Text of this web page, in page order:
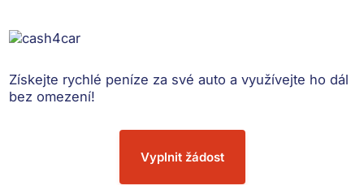
Získejte rychlé peníze za své auto a využívejte ho dál
bez omezení!
Vyplnit žádost